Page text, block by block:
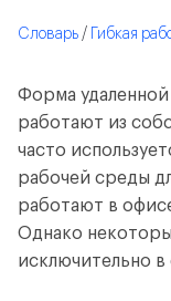
Словарь / Гибкая
Форма
работают из
часто
рабочей среды
работают в
Однако
исключительно